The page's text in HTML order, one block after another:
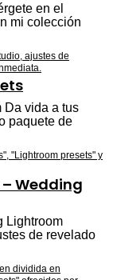
en el
mi colección
Da vida a tus
paquete de
Wedding
Lightroom
de revelado